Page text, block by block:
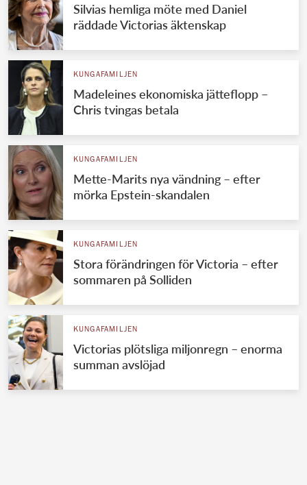
Silvias hemliga möte med Daniel
räddade Victorias äktenskap
KUNGAFAMILJEN
Madeleines ekonomiska jätteflopp –
Chris tvingas betala
KUNGAFAMILJEN
Mette-Marits nya vändning – efter
mörka Epstein-skandalen
KUNGAFAMILJEN
Stora förändringen för Victoria – efter
sommaren på Solliden
KUNGAFAMILJEN
Victorias plötsliga miljonregn – enorma
summan avslöjad